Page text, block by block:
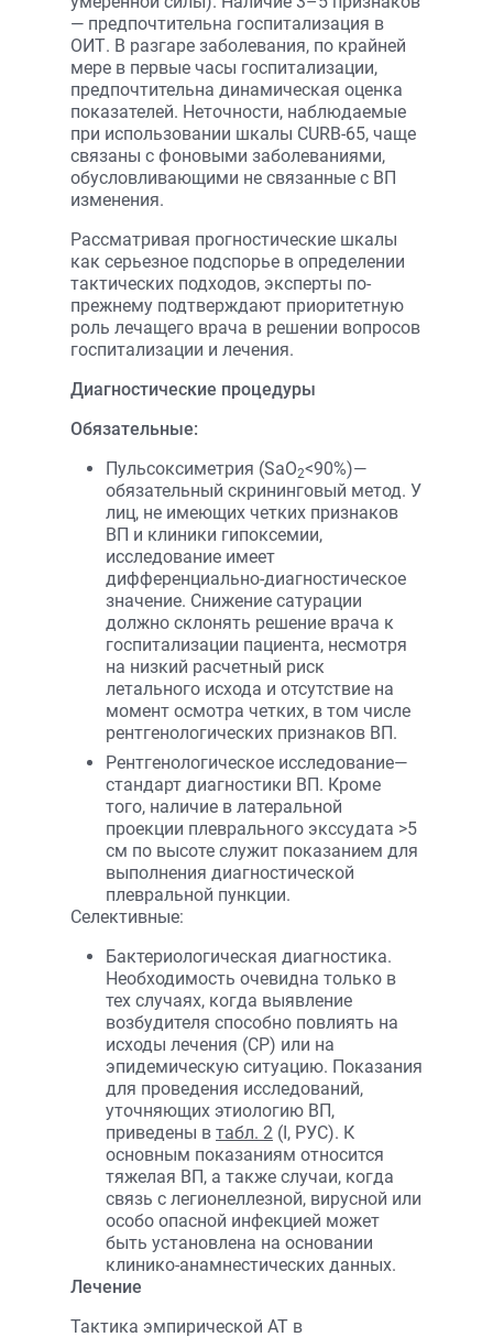
— предпочтительна госпитализация в
ОИТ. В разгаре заболевания, по крайней
мере в первые часы госпитализации,
предпочтительна динамическая оценка
показателей. Неточности, наблюдаемые
при использовании шкалы CURB-65, чаще
связаны с фоновыми заболеваниями,
обусловливающими не связанные с ВП
изменения.
Рассматривая прогностические шкалы
как серьезное подспорье в определении
тактических подходов, эксперты по-
прежнему подтверждают приоритетную
роль лечащего врача в решении вопросов
госпитализации и лечения.
Диагностические процедуры
Обязательные:
Пульсоксиметрия (SaO2<90%)—
обязательный скрининговый метод. У
лиц, не имеющих четких признаков
ВП и клиники гипоксемии,
исследование имеет
дифференциально-диагностическое
значение. Снижение сатурации
должно склонять решение врача к
госпитализации пациента, несмотря
на низкий расчетный риск
летального исхода и отсутствие на
момент осмотра четких, в том числе
рентгенологических признаков ВП.
Рентгенологическое исследование—
стандарт диагностики ВП. Кроме
того, наличие в латеральной
проекции плеврального экссудата >5
см по высоте служит показанием для
выполнения диагностической
плевральной пункции.
Селективные:
Бактериологическая диагностика.
Необходимость очевидна только в
тех случаях, когда выявление
возбудителя способно повлиять на
исходы лечения (СР) или на
эпидемическую ситуацию. Показания
для проведения исследований,
уточняющих этиологию ВП,
приведены в табл. 2 (I, РУС). К
основным показаниям относится
тяжелая ВП, а также случаи, когда
связь с легионеллезной, вирусной или
особо опасной инфекцией может
быть установлена на основании
клинико-анамнестических данных.
Лечение
Тактика эмпирической АТ в